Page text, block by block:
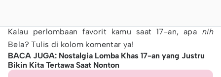
Kalau perlombaan favorit kamu saat 17-an, apa nih
Bela? Tulis di kolom komentar ya!
BACA JUGA: Nostalgia Lomba Khas 17-an yang Justru
Bikin Kita Tertawa Saat Nonton​